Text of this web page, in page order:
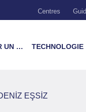
Centres
TECHNOLOGIE
EŞSİZ